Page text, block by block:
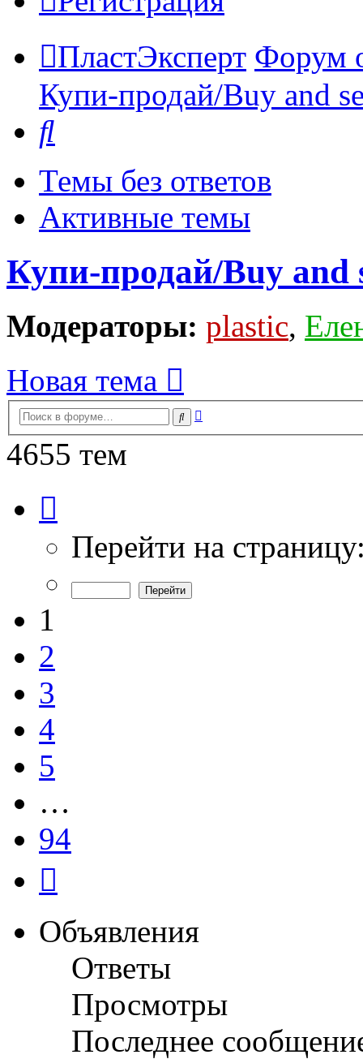
ПластЭксперт Форум
Купи-продай/Buy and
Темы без ответов
Активные темы
Купи-продай/Buy and
Модераторы: plastic,
Новая тема
Поиск
4655 тем
из
Перейти на
1
2
3
4
5
…
94
Объявления
Ответы
Просмотры
Последнее